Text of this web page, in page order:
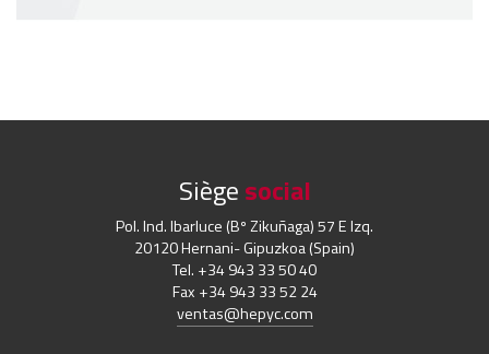
Siègesocial
Pol. Ind. Ibarluce (Bº Zikuñaga) 57 E Izq.
20120 Hernani- Gipuzkoa (Spain)
Tel. +34 943 33 50 40
Fax +34 943 33 52 24
ventas@hepyc.com